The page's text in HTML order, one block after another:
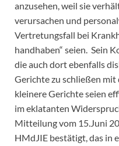
anzusehen, weil sie
verursachen und
Vertretungsfall bei
handhaben“ seien. Sein
die auch dort ebenfalls
Gerichte zu schließen
kleinere Gerichte seien
im eklatanten
Mitteilung vom 15.Juni
HMdJIE bestätigt, das in